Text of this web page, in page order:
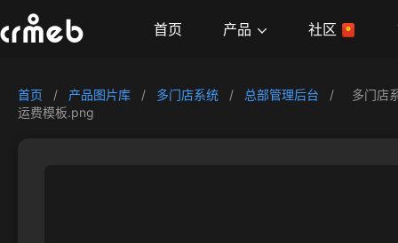
首页 产品 社区
首页 / 产品图片库 / 多门店系统 / 总部管理后台 /
多门店
运费模板.png